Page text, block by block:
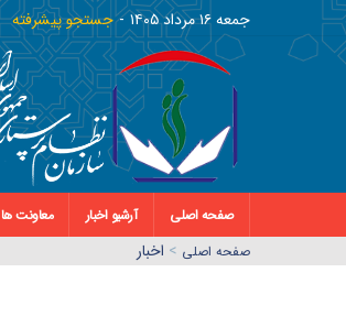
جمعه ١٦ مرداد ١٤٠٥ جستجو پیشرفته
صفحه اصلی آرشیو اخبار معاونت ها
صفحه اصلي > اخبار